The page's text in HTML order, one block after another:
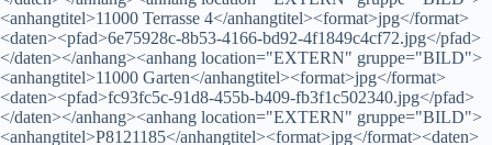
<anhangtitel>11000 Terrasse 4</anhangtitel><format>jpg</format>
<daten><pfad>6e75928c-8b53-4166-bd92-4f1849c4cf72.jpg</pfad>
</daten></anhang><anhang location="EXTERN" gruppe="BILD">
<anhangtitel>11000 Garten</anhangtitel><format>jpg</format>
<daten><pfad>fc93fc5c-91d8-455b-b409-fb3f1c502340.jpg</pfad>
</daten></anhang><anhang location="EXTERN" gruppe="BILD">
<anhangtitel>P8121185</anhangtitel><format>jpg</format><daten>